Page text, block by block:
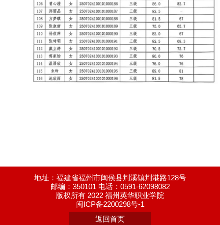
地址：福建省福州市闽侯县荆溪镇荆港路128号
邮编：350101 电话：0591-62098082
版权所有 2022 福州英华职业学院
闽ICP备2200298号-1
返回首页